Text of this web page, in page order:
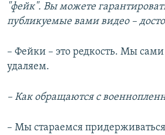
"фейк". Вы можете
публикуемые вами видео –
– Фейки – это редкость. Мы
удаляем.
– Как обращаются с
– Мы стараемся